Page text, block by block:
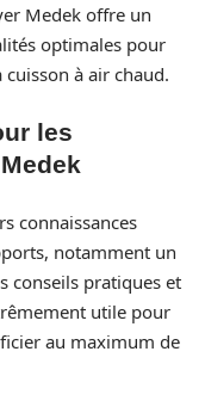
Medek offre un
optimales pour
à air chaud.
les
connaissances
notamment un
conseils pratiques et
utile pour
au maximum de